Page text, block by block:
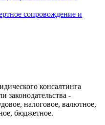
сопровождение и
консалтинга
законодательства -
налоговое, валютное,
бюджетное.